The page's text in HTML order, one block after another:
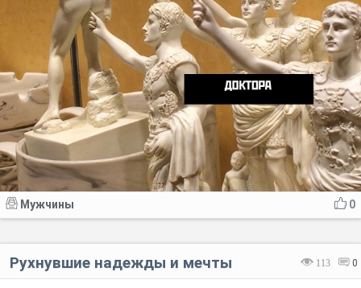
0
Мужчины
113 0
Рухнувшие надежды и мечты